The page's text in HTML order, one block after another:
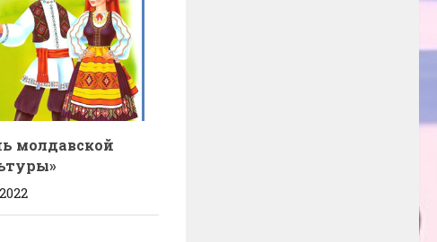
молдавской